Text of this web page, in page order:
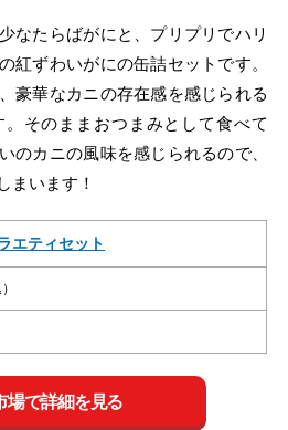
なたらばがにと、プリプリでハリ
紅ずわいがにの缶詰セットです。
豪華なカニの存在感を感じられる
そのままおつまみとして食べて
のカニの風味を感じられるので、
まいます！
エティセット
場で詳細を見る